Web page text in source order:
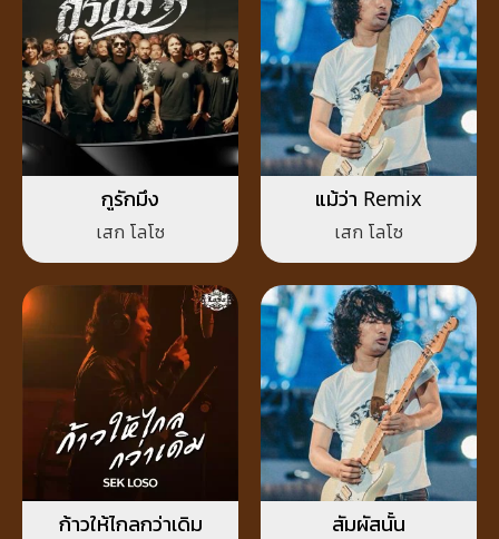
กูรักมึง
เสก โลโซ
แม้ว่า Remix
เสก โลโซ
ก้าวให้ไกลกว่าเดิม สัมผัสนั้น